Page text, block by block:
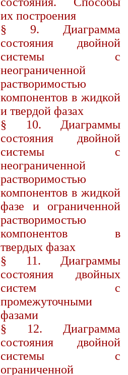
их построения
§ 9. Диаграмма
состояния двойной
системы с
неограниченной
растворимостью
компонентов в жидкой
и твердой фазах
§ 10. Диаграммы
состояния двойной
системы с
неограниченной
растворимостью
компонентов в жидкой
фазе и ограниченной
растворимостью
компонентов в
твердых фазах
§ 11. Диаграммы
состояния двойных
систем с
промежуточными
фазами
§ 12. Диаграмма
состояния двойной
системы с
ограниченной